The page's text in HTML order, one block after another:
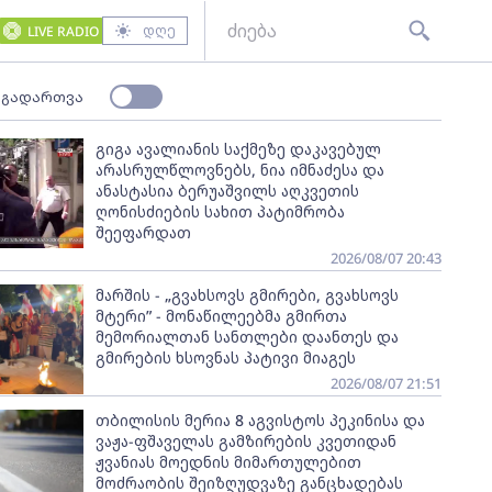
LIVE RADIO დღე
გიგა ავალიანის საქმეზე დაკავებულ
არასრულწლოვნებს, ნია იმნაძესა და
ანასტასია ბერუაშვილს აღკვეთის
ღონისძიების სახით პატიმრობა
შეეფარდათ
2026/08/07 20:43
მარშის - „გვახსოვს გმირები, გვახსოვს
მტერი” - მონაწილეებმა გმირთა
მემორიალთან სანთლები დაანთეს და
გმირების ხსოვნას პატივი მიაგეს
2026/08/07 21:51
თბილისის მერია 8 აგვისტოს პეკინისა და
ვაჟა-ფშაველას გამზირების კვეთიდან
ჟვანიას მოედნის მიმართულებით
მოძრაობის შეიზღუდვაზე განცხადებას